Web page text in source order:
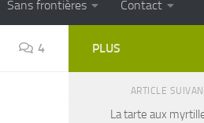
Sans frontières Contact
4 PLUS
ARTICLE
La tarte aux